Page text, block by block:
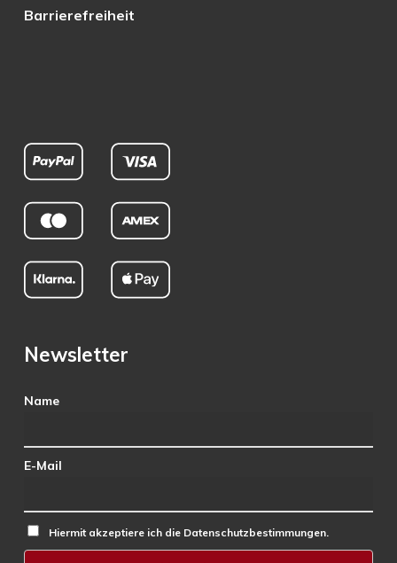
Barrierefreiheit
Newsletter
Name
E-Mail
Hiermit akzeptiere ich die Datenschutzbestimmungen.